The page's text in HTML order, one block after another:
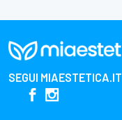
SEGUI MIAESTETICA.IT